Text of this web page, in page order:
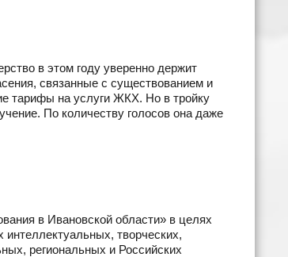
в этом году уверенно держит
связанные с существованием и
тарифы на услуги ЖКХ. Но в тройку
По количеству голосов она даже
в Ивановской области» в целях
творческих,
региональных и Российских